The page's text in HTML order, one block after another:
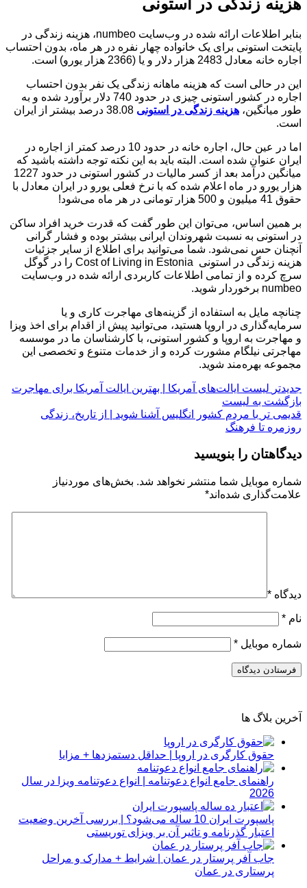
هزینه زندگی در استونی
بنابر اطلاعات ارائه شده در وب‌سایت numbeo، هزینه زندگی در
پایتخت استونی برای یک خانواده چهار نفره در هر ماه، بدون احتساب
اجاره خانه معادل 2483 هزار دلار و یا (2366 هزار یورو) است.
این در حالی است که هزینه ماهانه زندگی یک نفر بدون احتساب
اجاره در کشور استونی چیزی در حدود 740 دلار برآورد شده و به
طور میانگین، هزینه زندگی در استونی
38.08 درصد بیشتر از ایران
است.
اما در عین حال، اجاره خانه در حدود 10 درصد کمتر از اجاره در
ایران عنوان شده است. البته باید به این نکته توجه داشته باشید که
میانگین درآمد بعد از کسر مالیات در کشور استونی در حدود 1227
هزار یورو در ماه اعلام شده که با نرخ فعلی یورو در ایران معادل با
حقوق 41 میلیون و 500 هزار تومانی در هر ماه می‌شود!
بر همین اساس، می‌توان این طور گفت که قدرت خرید افراد ساکن
در استونی به نسبت شهروندان ایرانی بیشتر بوده و فشار گرانی
آنچنان حس نمی‌شود. شما می‌توانید برای اطلاع از سایر جزئیات
هزینه زندگی در استونی Cost of Living in Estonia را در گوگل
سرچ کرده و از تمامی اطلاعات کاربردی ارائه شده در وب‌سایت
numbeo برخوردار شوید.
چنانچه مایل به استفاده از گزینه‌های مهاجرت کاری و یا
سرمایه‌گذاری در اروپا هستید، می‌توانید پیش از اقدام برای اخذ ویزا
و مهاجرت به اروپا و کشور استونی، با کارشناسان ما در موسسه
مهاجرتی نیلگام مشورت کرده و از خدمات متنوع و تخصصی این
مجموعه بهره‌مند شوید.
جدیدتر لیست ایالت‌های آمریکا | بهترین ایالت آمریکا برای مهاجرت
بازگشت به لیست
قدیمی تر با مردم کشور انگلیس آشنا شوید | از تاریخ، زندگی
روزمره تا فرهنگ
دیدگاهتان را بنویسید
شماره موبایل شما منتشر نخواهد شد. بخش‌های موردنیاز
علامت‌گذاری شده‌اند*
دیدگاه *
نام *
شماره موبایل *
آخرین بلاگ ها
حقوق کارگری در اروپا | حداقل دستمزدها + مزایا
راهنمای جامع انواع دعوتنامه | انواع دعوتنامه ویزا در سال
2026
پاسپورت ایران 10 ساله می‌شود؟ | بررسی آخرین وضعیت
اعتبار گذرنامه و تاثیر آن بر ویزای توریستی
جاب آفر پرستار در عمان | شرایط + مدارک و مراحل
پرستاری در عمان